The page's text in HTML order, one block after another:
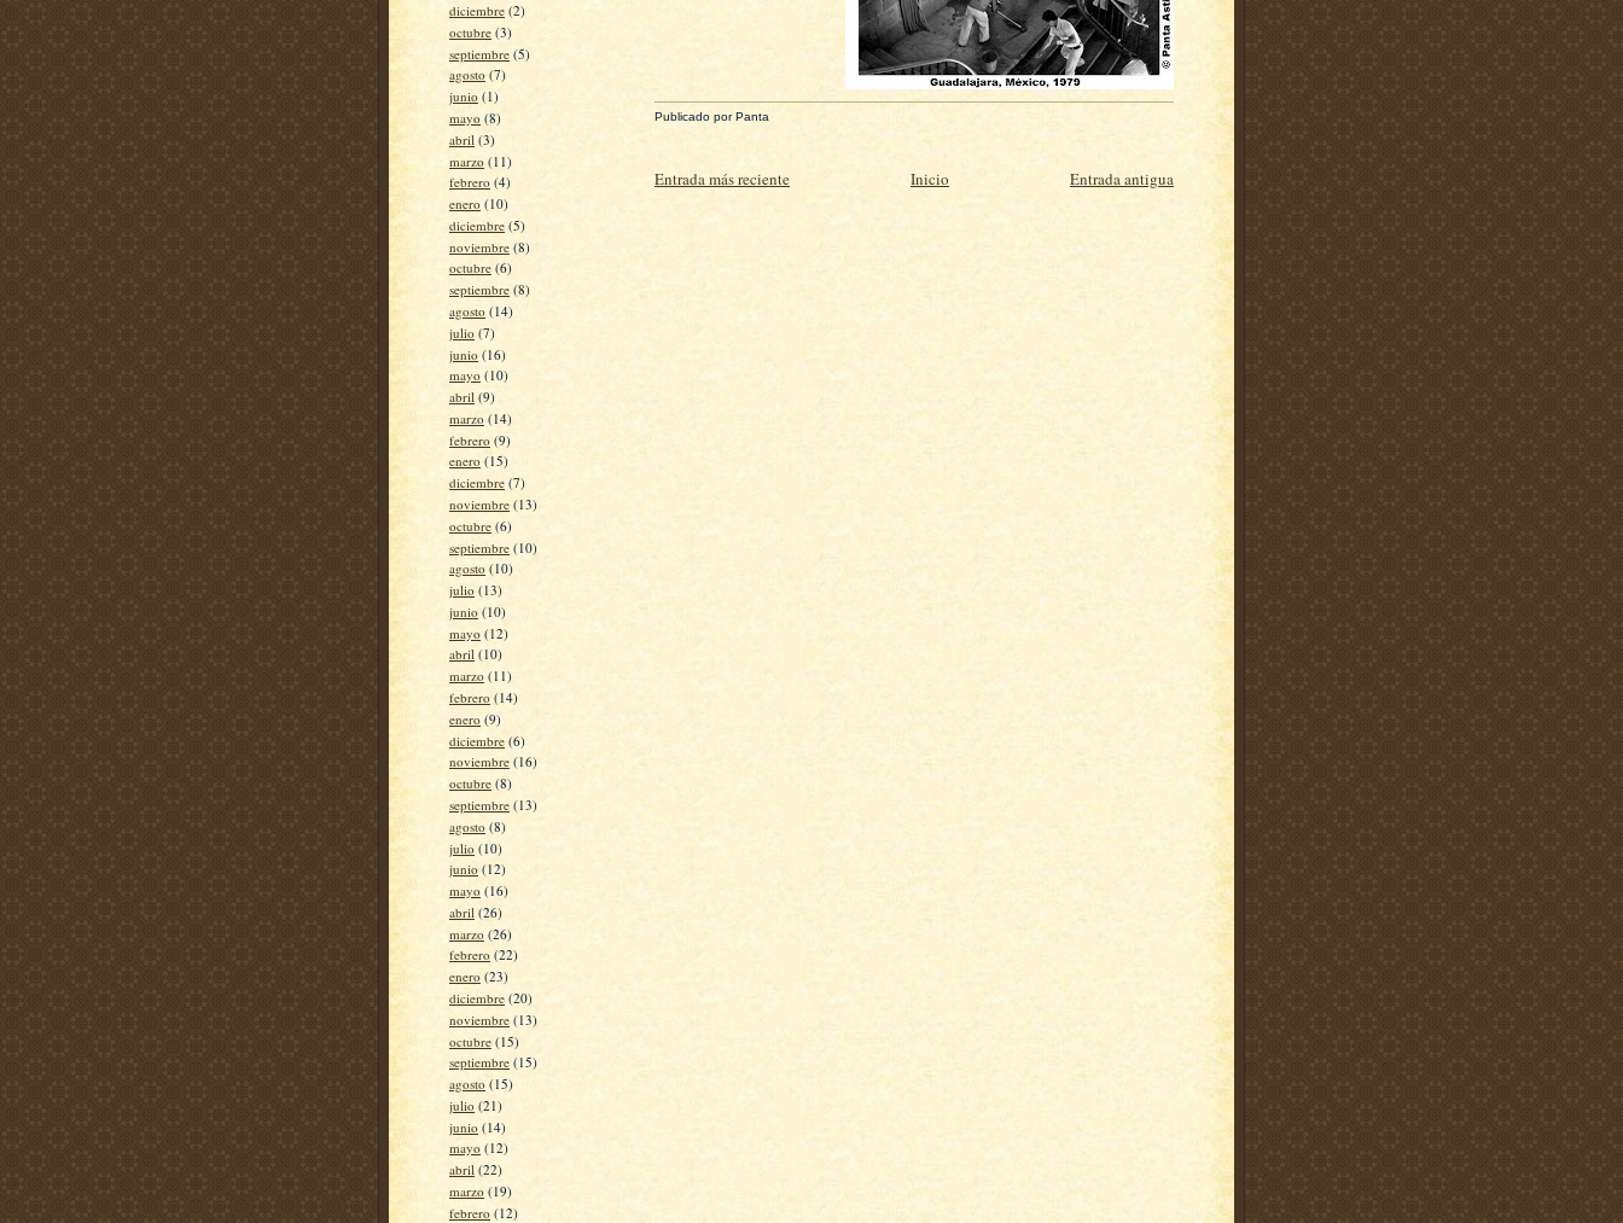
diciembre (2)
octubre (3)
septiembre (5)
agosto (7)
junio (1)
mayo (8)
abril (3)
marzo (11)
febrero (4)
enero (10)
diciembre (5)
noviembre (8)
octubre (6)
septiembre (8)
agosto (14)
julio (7)
junio (16)
mayo (10)
abril (9)
marzo (14)
febrero (9)
enero (15)
diciembre (7)
noviembre (13)
octubre (6)
septiembre (10)
agosto (10)
julio (13)
junio (10)
mayo (12)
abril (10)
marzo (11)
febrero (14)
enero (9)
diciembre (6)
noviembre (16)
octubre (8)
septiembre (13)
agosto (8)
julio (10)
junio (12)
mayo (16)
abril (26)
marzo (26)
febrero (22)
enero (23)
diciembre (20)
noviembre (13)
octubre (15)
septiembre (15)
agosto (15)
julio (21)
junio (14)
mayo (12)
abril (22)
marzo (19)
febrero (12)
Publicado porPanta
Entrada más reciente Entrada antigua
Inicio